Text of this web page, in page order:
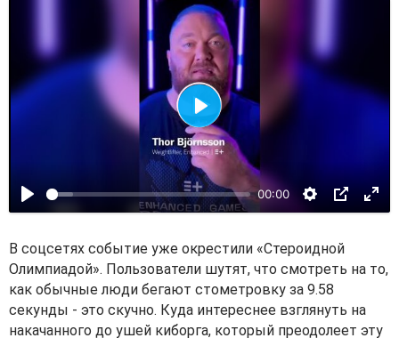
00:00
В
о
с
п
о
и
з
в
В соцсетях событие уже окрестили «Стероидной
Олимпиадой». Пользователи шутят, что смотреть на то,
как обычные люди бегают стометровку за 9.58
секунды - это скучно. Куда интереснее взглянуть на
накачанного до ушей киборга, который преодолеет эту